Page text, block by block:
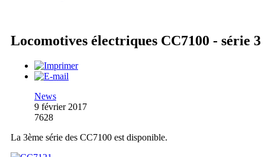
Locomotives électriques CC7100 - série 3
News
9 février 2017
7628
La 3ème série des CC7100 est disponible.